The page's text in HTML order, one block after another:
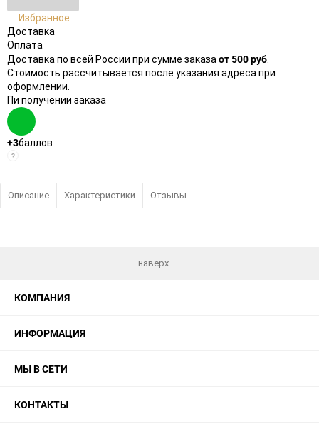
Избранное
Доставка
Оплата
Доставка по всей России при сумме заказа от 500 руб
Стоимость рассчитывается после указания адреса при
оформлении.
Пи получении заказа
+3баллов
?
Описание Характеристики Отзывы
наверх
КОМПАНИЯ
ИНФОРМАЦИЯ
МЫ В СЕТИ
КОНТАКТЫ